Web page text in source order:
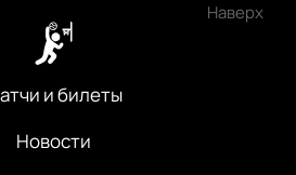
Наверх
и билеты
Новости